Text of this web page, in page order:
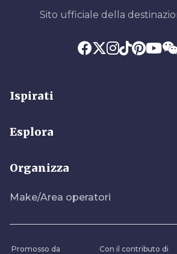
Sito ufficiale della
Ispirati
Esplora
Organizza
Make/Area operatori
Promosso da Con il contributo di